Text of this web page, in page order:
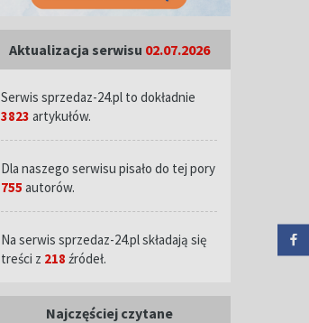
Aktualizacja serwisu 02.07.2026
Serwis sprzedaz-24.pl to dokładnie
3823 artykułów.
Dla naszego serwisu pisało do tej pory
755 autorów.
Na serwis sprzedaz-24.pl składają się
treści z 218 źródeł.
Najczęściej czytane